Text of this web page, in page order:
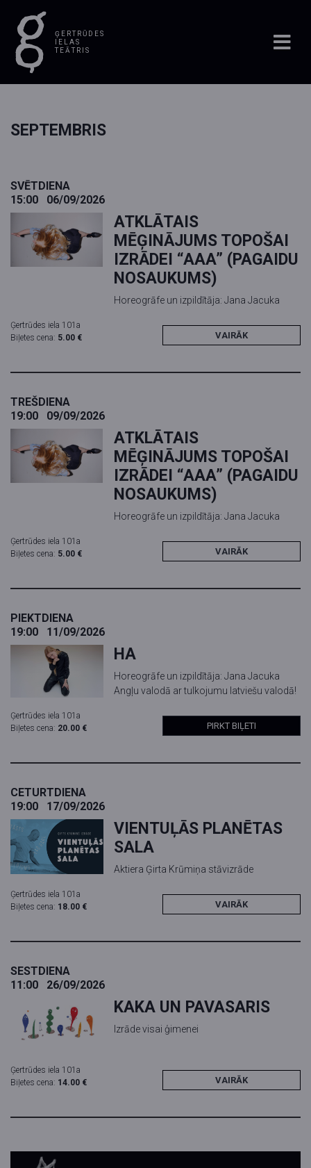
ĢERTRŪDES
IELAS
TEĀTRIS
SEPTEMBRIS
SVĒTDIENA
15:00
06/09/2026
ATKLĀTAIS
MĒĢINĀJUMS TOPOŠAI
IZRĀDEI “AAA” (PAGAIDU
NOSAUKUMS)
Horeogrāfe un izpildītāja: Jana Jacuka
Ģertrūdes iela 101a
Biļetes cena: 5.00 € VAIRĀK
TREŠDIENA
19:00
09/09/2026
ATKLĀTAIS
MĒĢINĀJUMS TOPOŠAI
IZRĀDEI “AAA” (PAGAIDU
NOSAUKUMS)
Horeogrāfe un izpildītāja: Jana Jacuka
Ģertrūdes iela 101a
Biļetes cena: 5.00 € VAIRĀK
PIEKTDIENA
19:00
11/09/2026
HA
Horeogrāfe un izpildītāja: Jana Jacuka
Angļu valodā ar tulkojumu latviešu valodā!
Ģertrūdes iela 101a
Biļetes cena: 20.00 € PIRKT BIĻETI
CETURTDIENA
19:00
17/09/2026
VIENTUĻĀS PLANĒTAS
SALA
Aktiera Ģirta Krūmiņa stāvizrāde
Ģertrūdes iela 101a
Biļetes cena: 18.00 € VAIRĀK
SESTDIENA
11:00
26/09/2026
KAKA UN PAVASARIS
Izrāde visai ģimenei
Ģertrūdes iela 101a
Biļetes cena: 14.00 € VAIRĀK